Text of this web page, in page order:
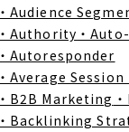
・Audience
・Authority ・
・Autoresponder
・Average
・B2B Marketing
・Backlinking